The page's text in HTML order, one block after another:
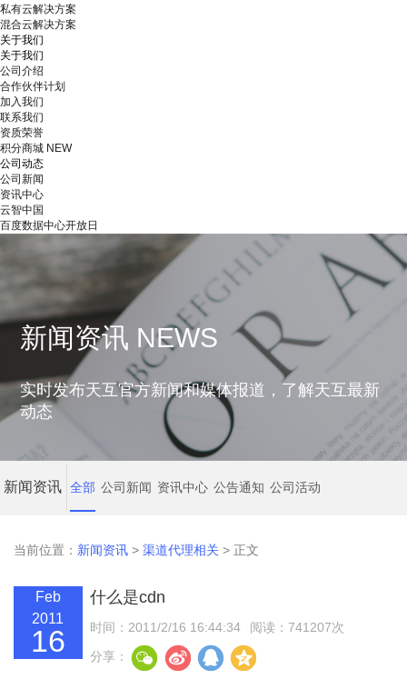
私有云解决方案
混合云解决方案
关于我们
关于我们
公司介绍
合作伙伴计划
加入我们
联系我们
资质荣誉
积分商城 NEW
公司动态
公司新闻
资讯中心
云智中国
百度数据中心开放日
新闻资讯 NEWS
实时发布天互官方新闻和媒体报道，了解天互最新
动态
新闻资讯 全部 公司新闻 资讯中心 公告通知 公司活动
当前位置： 新闻资讯 >渠道代理相关 > 正文
Feb
2011
16
什么是cdn
时间：2011/2/16 16:44:34
阅读：741207次
分享：